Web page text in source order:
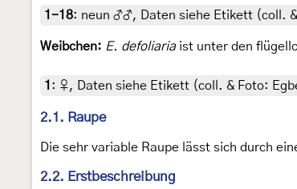
1-18: neun ♂♂, Daten siehe Etikett (coll.
Weibchen: E. defoliariaist unter den
1 : ♀, Daten siehe Etikett (coll. & Foto:
2.1. Raupe
Die sehr variable Raupe lässt sich durch
2.2. Erstbeschreibung